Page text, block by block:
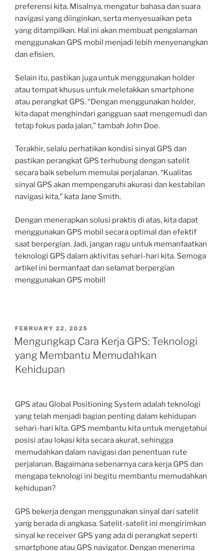
preferensi kita. Misalnya, mengatur bahasa dan suara
navigasi yang diinginkan, serta menyesuaikan peta
yang ditampilkan. Hal ini akan membuat pengalaman
menggunakan GPS mobil menjadi lebih menyenangkan
dan efisien.
Selain itu, pastikan juga untuk menggunakan holder
atau tempat khusus untuk meletakkan smartphone
atau perangkat GPS. “Dengan menggunakan holder,
kita dapat menghindari gangguan saat mengemudi dan
tetap fokus pada jalan,” tambah John Doe.
Terakhir, selalu perhatikan kondisi sinyal GPS dan
pastikan perangkat GPS terhubung dengan satelit
secara baik sebelum memulai perjalanan. “Kualitas
sinyal GPS akan mempengaruhi akurasi dan kestabilan
navigasi kita,” kata Jane Smith.
Dengan menerapkan solusi praktis di atas, kita dapat
menggunakan GPS mobil secara optimal dan efektif
saat berpergian. Jadi, jangan ragu untuk memanfaatkan
teknologi GPS dalam aktivitas sehari-hari kita. Semoga
artikel ini bermanfaat dan selamat berpergian
menggunakan GPS mobil!
POSTED
ON
FEBRUARY 22, 2025
Mengungkap Cara Kerja GPS: Teknologi
yang Membantu Memudahkan
Kehidupan
GPS atau Global Positioning System adalah teknologi
yang telah menjadi bagian penting dalam kehidupan
sehari-hari kita. GPS membantu kita untuk mengetahui
posisi atau lokasi kita secara akurat, sehingga
memudahkan dalam navigasi dan penentuan rute
perjalanan. Bagaimana sebenarnya cara kerja GPS dan
mengapa teknologi ini begitu membantu memudahkan
kehidupan?
GPS bekerja dengan menggunakan sinyal dari satelit
yang berada di angkasa. Satelit-satelit ini mengirimkan
sinyal ke receiver GPS yang ada di perangkat seperti
smartphone atau GPS navigator. Dengan menerima